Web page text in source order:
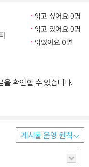
주세요 달로와의 ‘기쁨 시
이 질문으로 시작되었다.
의 행복을 찾아가는 여
에 관한, 누구도 행복이
야기이다. 그리하여 행
고 있다. 그 빈틈은 유년
읽고 싶어요 0명
읽고 있어요 0명
읽었어요 0명
을 확인할 수 있습니다.
게시물 운영 원칙